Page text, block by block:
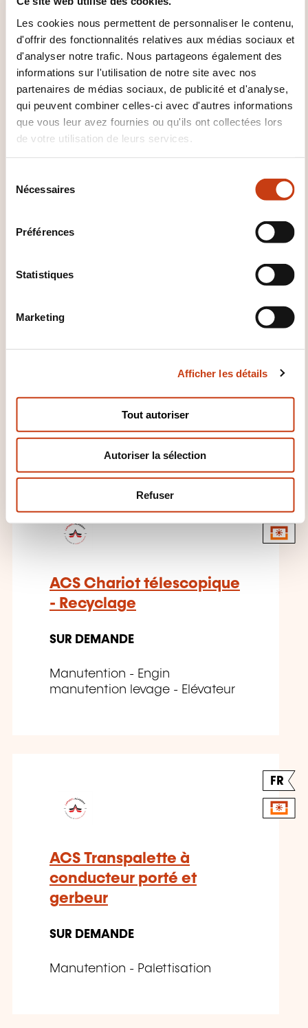
Les cookies nous permettent de personnaliser le contenu,
d'offrir des fonctionnalités relatives aux médias sociaux et
d'analyser notre trafic. Nous partageons également des
informations sur l'utilisation de notre site avec nos
partenaires de médias sociaux, de publicité et d'analyse,
qui peuvent combiner celles-ci avec d'autres informations
que vous leur avez fournies ou qu'ils ont collectées lors
de votre utilisation de leurs services.
n
Nécessaires
Préférences
Statistiques
Marketing
Afficher les détails
Tout autoriser
Autoriser la sélection
Refuser
Department of Lapunti Securitis
CES FORMATIONS POURRAIENT
VOUS INTÉRESSER
FR
ACS PEMP
Formation initiale
SUR DEMANDE
manutention levage - Elévateur
- Nacelle élévatrice
ACS Chariot télescopique
- Recyclage
SUR DEMANDE
Manutention - Engin
manutention levage - Elévateur
FR
ACS Transpalette à
conducteur porté et
gerbeur
SUR DEMANDE
Manutention - Palettisation